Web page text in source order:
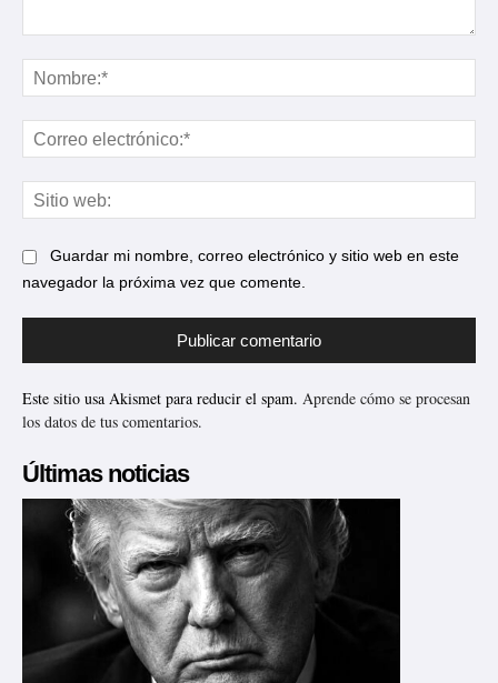
Guardar mi nombre, correo electrónico y sitio web en este
navegador la próxima vez que comente.
Este sitio usa Akismet para reducir el spam. Aprende cómo se procesan
los datos de tus comentarios.
Últimas noticias